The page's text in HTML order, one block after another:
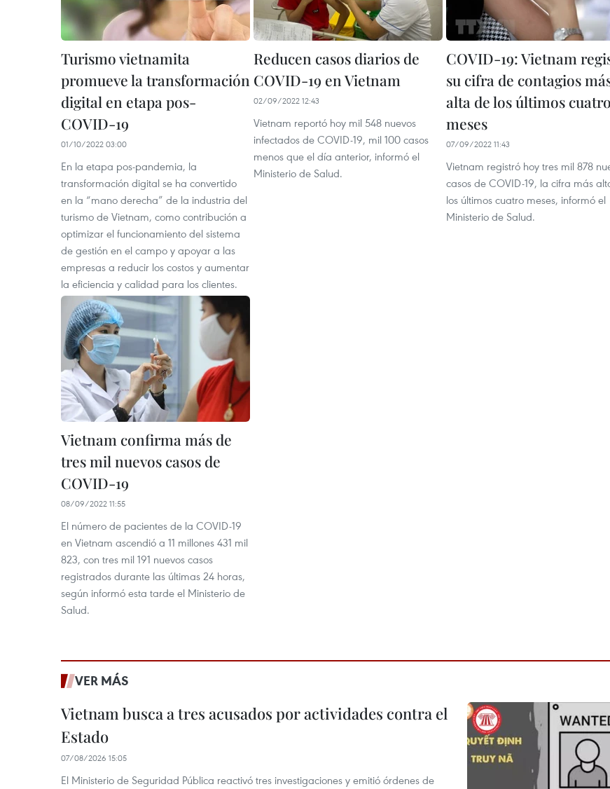
Turismo vietnamita
promueve la transformación
digital en etapa pos-
COVID-19
01/10/2022 03:00
En la etapa pos-pandemia, la
transformación digital se ha convertido
en la “mano derecha” de la industria del
turismo de Vietnam, como contribución a
optimizar el funcionamiento del sistema
de gestión en el campo y apoyar a las
empresas a reducir los costos y aumentar
la eficiencia y calidad para los clientes.
Reducen casos diarios de
COVID-19 en Vietnam
02/09/2022 12:43
Vietnam reportó hoy mil 548 nuevos
infectados de COVID-19, mil 100 casos
menos que el día anterior, informó el
Ministerio de Salud.
COVID-19: Vietnam
su cifra de contagios
alta de los últimos cuatro
meses
07/09/2022 11:43
Vietnam registró hoy tres mil 878
casos de COVID-19, la cifra más
los últimos cuatro meses, informó el
Ministerio de Salud.
Vietnam confirma más de
tres mil nuevos casos de
COVID-19
08/09/2022 11:55
El número de pacientes de la COVID-19
en Vietnam ascendió a 11 millones 431 mil
823, con tres mil 191 nuevos casos
registrados durante las últimas 24 horas,
según informó esta tarde el Ministerio de
Salud.
VER MÁS
Vietnam busca a tres acusados por actividades contra el
Estado
07/08/2026 15:05
El Ministerio de Seguridad Pública reactivó tres investigaciones y emitió órdenes de